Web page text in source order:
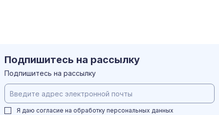
Подпишитесь на рассылку
Подпишитесь на рассылку
Я даю согласие на обработку персональных данных